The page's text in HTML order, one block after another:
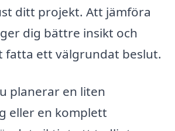
ditt projekt. Att jämföra
dig bättre insikt och
fatta ett välgrundat beslut.
planerar en liten
eller en komplett